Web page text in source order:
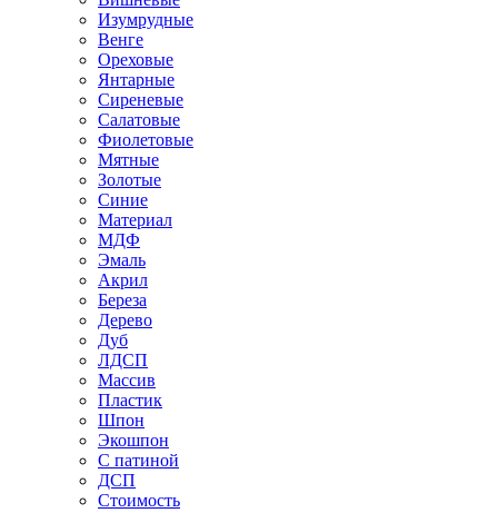
Изумрудные
Венге
Ореховые
Янтарные
Сиреневые
Салатовые
Фиолетовые
Мятные
Золотые
Синие
Материал
МДФ
Эмаль
Акрил
Береза
Дерево
Дуб
ЛДСП
Массив
Пластик
Шпон
Экошпон
С патиной
ДСП
Стоимость